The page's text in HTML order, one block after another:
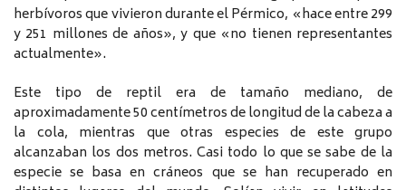
herbívoros que vivieron durante el Pérmico, «hace entre 299
y 251 millones de años», y que «no tienen representantes
actualmente».
Este tipo de reptil era de tamaño mediano, de
aproximadamente 50 centímetros de longitud de la cabeza a
la cola, mientras que otras especies de este grupo
alcanzaban los dos metros. Casi todo lo que se sabe de la
especie se basa en cráneos que se han recuperado en